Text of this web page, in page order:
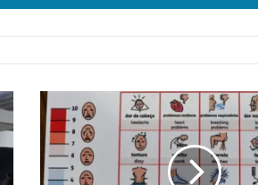
B
o
m
b
e